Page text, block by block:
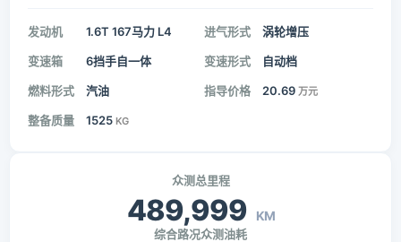
发动机 1.6T 167马力 L4 进气形式 涡轮增压
变速箱 6挡手自一体 变速形式 自动档
燃料形式 汽油 指导价格 20.69 万元
整备质量 1525 KG
众测总里程
489,999 KM
综合路况众测油耗